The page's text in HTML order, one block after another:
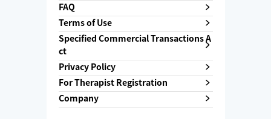
FAQ
Terms of Use
Specified Commercial Transactions A
ct
Privacy Policy
For Therapist Registration
Company